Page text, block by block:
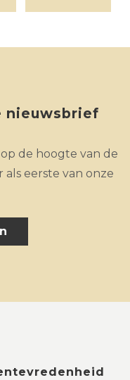
nieuwsbrief
de hoogte van de
eerste van onze